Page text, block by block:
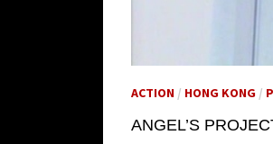
ACTION / HONG KONG /
ANGEL’S